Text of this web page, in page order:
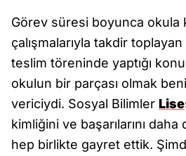
Görev süresi boyunca okula
çalışmalarıyla takdir
teslim töreninde yaptığı
okulun bir parçası olmak
vericiydi. Sosyal Bilimler Lise
kimliğini ve başarılarını
hep birlikte gayret ettik.